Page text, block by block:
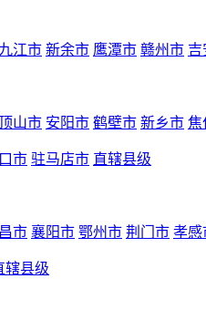
九江市 新余市 鹰潭市 赣州市 吉
山市 安阳市 鹤壁市 新乡市 焦
市 驻马店市 直辖县级
市 襄阳市 鄂州市 荆门市 孝感
辖县级